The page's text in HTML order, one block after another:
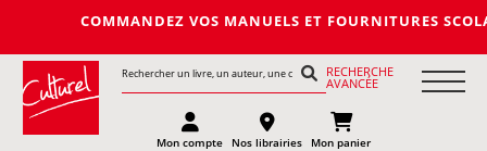
COMMANDEZ VOS MANUELS ET
RECHERCHE
AVANCÉE
Mon compte Nos librairies Mon panier